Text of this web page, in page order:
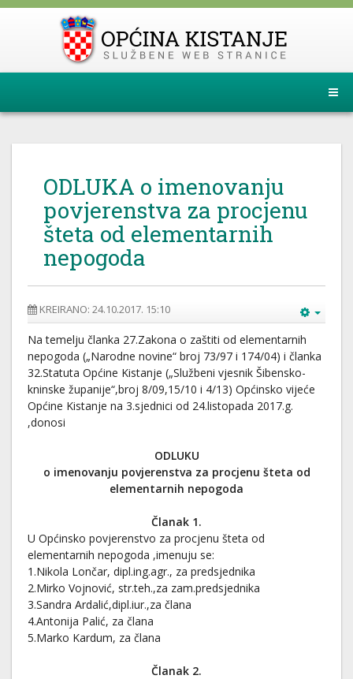
ODLUKA o imenovanju
povjerenstva za procjenu
šteta od elementarnih
nepogoda
KREIRANO: 24.10.2017. 15:10
Na temelju članka 27.Zakona o zaštiti od elementarnih
nepogoda („Narodne novine“ broj 73/97 i 174/04) i članka
32.Statuta Općine Kistanje („Službeni vjesnik Šibensko-
kninske županije“,broj 8/09,15/10 i 4/13) Općinsko vijeće
Općine Kistanje na 3.sjednici od 24.listopada 2017.g.
,donosi
ODLUKU
o imenovanju povjerenstva za procjenu šteta od
elementarnih nepogoda
Članak 1.
U Općinsko povjerenstvo za procjenu šteta od
elementarnih nepogoda ,imenuju se:
1.Nikola Lončar, dipl.ing.agr., za predsjednika
2.Mirko Vojnović, str.teh.,za zam.predsjednika
3.Sandra Ardalić,dipl.iur.,za člana
4.Antonija Palić, za člana
5.Marko Kardum, za člana
Članak 2.